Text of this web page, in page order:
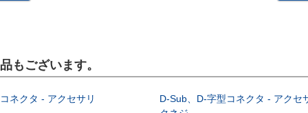
もございます。
ネクタ - アクセサリ
D-Sub、D-字型コネクタ - アクセ